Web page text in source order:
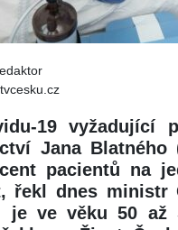
19 vyžadující
Jana
pacientů na
řekl dnes ministr
je ve věku 50